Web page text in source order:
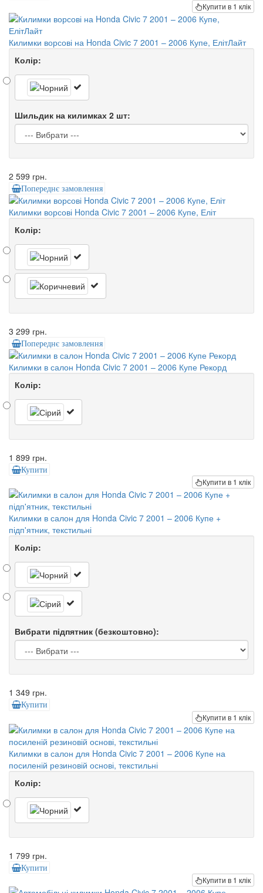
Купити в 1 клік
Килимки ворсові на Honda Civic 7 2001 – 2006 Купе, ЕлітЛайт
Колір:
Шильдик на килимках 2 шт:
2 599 грн.
Попереднє замовлення
Килимки ворсові Honda Civic 7 2001 – 2006 Купе, Еліт
Колір:
3 299 грн.
Попереднє замовлення
Килимки в салон Honda Civic 7 2001 – 2006 Купе Рекорд
Колір:
1 899 грн.
Купити
Купити в 1 клік
Килимки в салон для Honda Civic 7 2001 – 2006 Купе +
підп'ятник, текстильні
Колір:
Вибрати підпятник (безкоштовно):
1 349 грн.
Купити
Купити в 1 клік
Килимки в салон для Honda Civic 7 2001 – 2006 Купе на
посиленій резиновій основі, текстильні
Колір:
1 799 грн.
Купити
Купити в 1 клік